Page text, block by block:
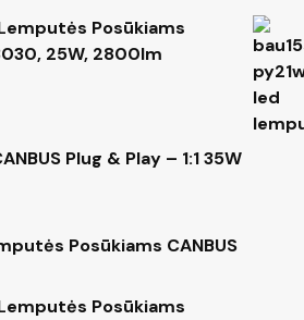
Lemputės Posūkiams
25W, 2800lm
Plug & Play – 1:1 35W
Posūkiams CANBUS
Lemputės Posūkiams